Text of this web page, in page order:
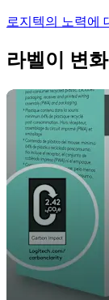
로지텍의 노력에
라벨이 변